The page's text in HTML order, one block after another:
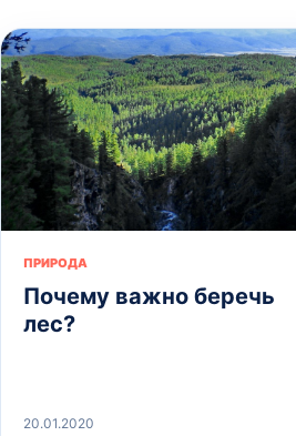
ПРИРОДА
Почему важно беречь
лес?
20.01.2020